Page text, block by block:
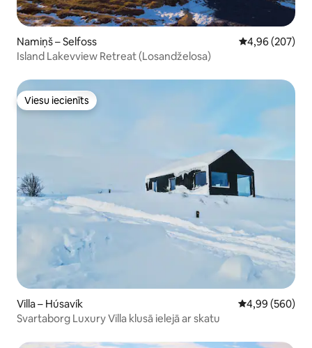
Namiņš – Selfoss Vidējais
4,96 (207)
Island Lakevview Retreat (Losandželosa)
Viesu iecienīts
Viesu iecienīts
Villa – Húsavík Vidējais
4,99 (560)
Svartaborg Luxury Villa klusā ielejā ar skatu